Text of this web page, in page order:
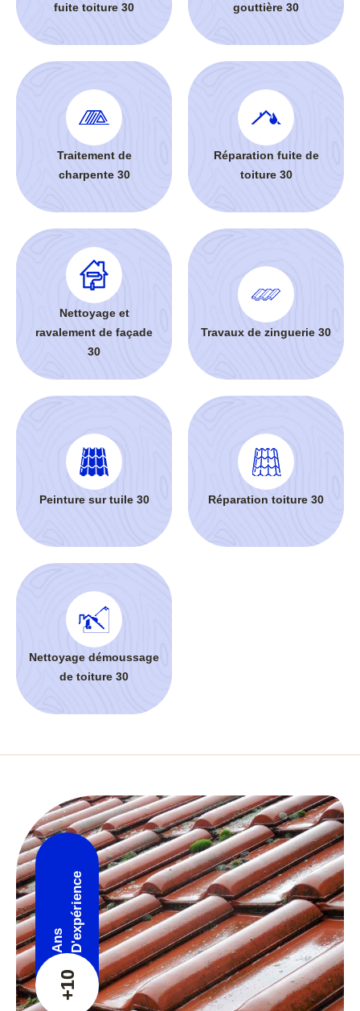
fuite toiture 30
gouttière 30
Traitement de
charpente 30
Réparation fuite de
toiture 30
Nettoyage et
ravalement de façade
30
Travaux de zinguerie 30
Peinture sur tuile 30 Réparation toiture 30
Nettoyage démoussage
de toiture 30
+10
Ans D'expérience